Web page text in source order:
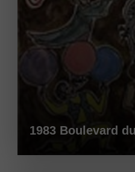
1983 Boulevard